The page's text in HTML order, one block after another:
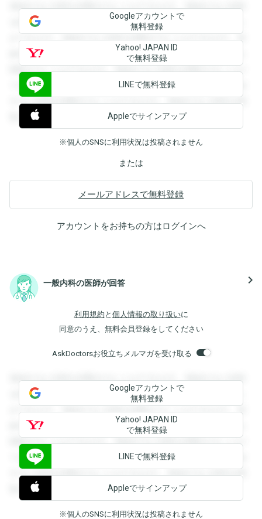
登録すると回答を閲覧することができます。登録すると回答
を閲覧することができます。登録すると回答を閲覧すること
ができます。登録すると回答を閲覧することができます。登
録すると回答を閲覧することができます。登録すると回答を
閲覧することができます。登録すると回答を閲覧することが
できます。登録すると回答を閲覧することができます。登録
すると回答を閲覧することができます。登録すると回答を閲
覧することができます。
Googleアカウントで
無料登録
Yahoo! JAPAN ID
で無料登録
LINEで無料登録
Appleでサインアップ
※個人のSNSに利用状況は投稿されません
または
メールアドレスで無料登録
アカウントをお持ちの方はログインへ
一般内科の医師が回答 navigate_next
利用規約 と 個人情報の取り扱いに
同意のうえ、無料会員登録をしてください
AskDoctorsお役立ちメルマガを受け取る
登録すると回答を閲覧することができます。登録すると回答
を閲覧することができます。登録すると回答を閲覧すること
ができます。登録すると回答を閲覧することができます。登
録すると回答を閲覧することができます。登録すると回答を
閲覧することができます。登録すると回答を閲覧することが
できます。登録すると回答を閲覧することができます。登録
すると回答を閲覧することができます。登録すると回答を閲
覧することができます。
Googleアカウントで
無料登録
Yahoo! JAPAN ID
で無料登録
LINEで無料登録
Appleでサインアップ
※個人のSNSに利用状況は投稿されません